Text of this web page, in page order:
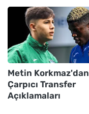
Metin Korkmaz'dan
Çarpıcı Transfer
Açıklamaları